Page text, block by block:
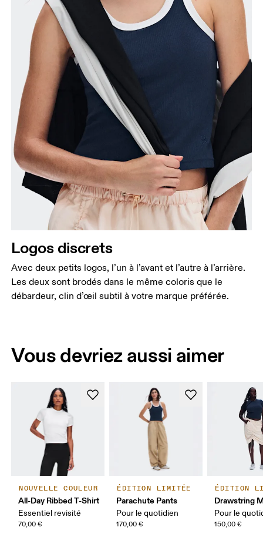
Logos discrets
Avec deux petits logos, l’un à l’avant et l’autre à l’arrière.
Les deux sont brodés dans le même coloris que le
débardeur, clin d’œil subtil à votre marque préférée.
Vous devriez aussi aimer
NOUVELLE COULEUR
All-Day Ribbed T-Shirt
Essentiel revisité
70,00 €
ÉDITION LIMITÉE
Parachute Pants
Pour le quotidien
170,00 €
ÉDITION
Drawstring
Pour le
150,00 €